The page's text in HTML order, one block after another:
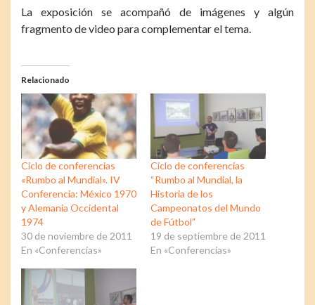
La exposición se acompañó de imágenes y algún
fragmento de video para complementar el tema.
Relacionado
Ciclo de conferencias
«Rumbo al Mundial». IV
Conferencia: México 1970
y Alemania Occidental
1974
30 de noviembre de 2011
En «Conferencias»
Ciclo de conferencias
“Rumbo al Mundial, la
Historia de los
Campeonatos del Mundo
de Fútbol”
19 de septiembre de 2011
En «Conferencias»